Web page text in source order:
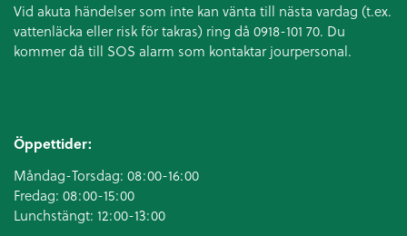
Vid akuta händelser som inte kan vänta till nästa vardag (t.ex.
vattenläcka eller risk för takras) ring då 0918-101 70. Du
kommer då till SOS alarm som kontaktar jourpersonal.
Öppettider:
Måndag-Torsdag: 08:00-16:00
Fredag: 08:00-15:00
Lunchstängt: 12:00-13:00